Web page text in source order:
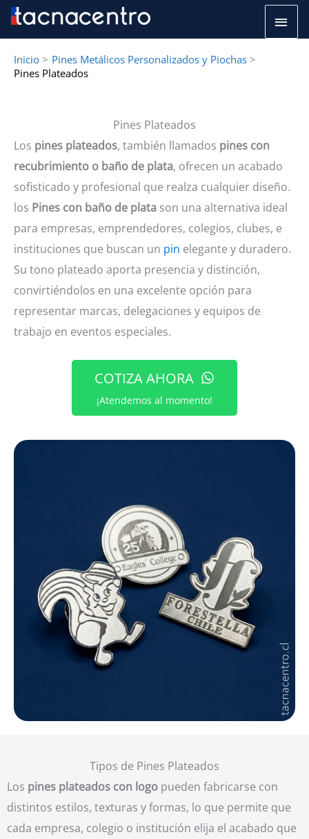
Inicio
Pines Metálicos Personalizados y Piochas
Pines Plateados
Pines Plateados
Los pines plateados, también llamados pines con
recubrimiento o baño de plata, ofrecen un acabado
sofisticado y profesional que realza cualquier diseño.
los Pines con baño de plata son una alternativa ideal
para empresas, emprendedores, colegios, clubes, e
instituciones que buscan un pin elegante y duradero.
Su tono plateado aporta presencia y distinción,
convirtiéndolos en una excelente opción para
representar marcas, delegaciones y equipos de
trabajo en eventos especiales.
COTIZA AHORA
¡Atendemos al momento!
Tipos de Pines Plateados
Los pines plateados con logo pueden fabricarse con
distintos estilos, texturas y formas, lo que permite que
cada empresa, colegio o institución elija el acabado que